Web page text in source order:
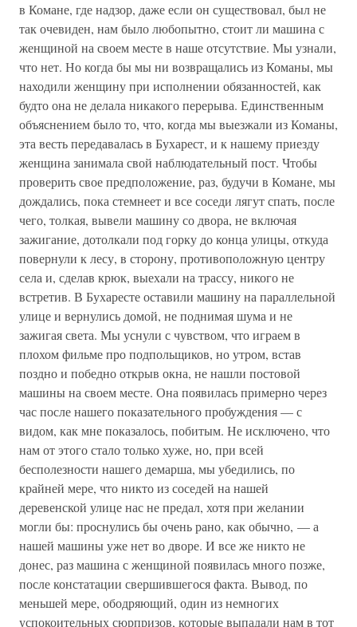
в Комане, где надзор, даже если он существовал, был не
так очевиден, нам было любопытно, стоит ли машина с
женщиной на своем месте в наше отсутствие. Мы узнали,
что нет. Но когда бы мы ни возвращались из Команы, мы
находили женщину при исполнении обязанностей, как
будто она не делала никакого перерыва. Единственным
объяснением было то, что, когда мы выезжали из Команы,
эта весть передавалась в Бухарест, и к нашему приезду
женщина занимала свой наблюдательный пост. Чтобы
проверить свое предположение, раз, будучи в Комане, мы
дождались, пока стемнеет и все соседи лягут спать, после
чего, толкая, вывели машину со двора, не включая
зажигание, дотолкали под горку до конца улицы, откуда
повернули к лесу, в сторону, противоположную центру
села и, сделав крюк, выехали на трассу, никого не
встретив. В Бухаресте оставили машину на параллельной
улице и вернулись домой, не поднимая шума и не
зажигая света. Мы уснули с чувством, что играем в
плохом фильме про подпольщиков, но утром, встав
поздно и победно открыв окна, не нашли постовой
машины на своем месте. Она появилась примерно через
час после нашего показательного пробуждения — с
видом, как мне показалось, побитым. Не исключено, что
нам от этого стало только хуже, но, при всей
бесполезности нашего демарша, мы убедились, по
крайней мере, что никто из соседей на нашей
деревенской улице нас не предал, хотя при желании
могли бы: проснулись бы очень рано, как обычно, — а
нашей машины уже нет во дворе. И все же никто не
донес, раз машина с женщиной появилась много позже,
после констатации свершившегося факта. Вывод, по
меньшей мере, ободряющий, один из немногих
успокоительных сюрпризов, которые выпадали нам в тот